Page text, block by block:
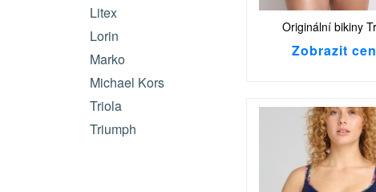
Originální bikiny
Zobrazit
Litex
Lorin
Marko
Michael Kors
Triola
Triumph